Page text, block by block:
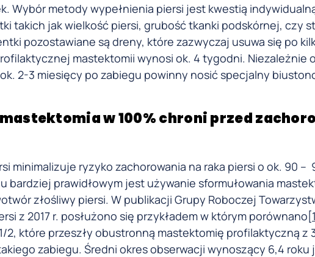
Wybór metody wypełnienia piersi jest kwestią
takich jak wielkość piersi, grubość tkanki podskórnej, czy
pozostawiane są dreny, które zazwyczaj usuwa się po
mastektomii wynosi ok. 4 tygodni. Niezależnie
2-3 miesięcy po zabiegu powinny nosić specjalny
w 100% chroni przed
minimalizuje ryzyko zachorowania na raka piersi o ok. 90 –
bardziej prawidłowym jest używanie sformułowania
złośliwy piersi. W publikacji Grupy Roboczej
z 2017 r. posłużono się przykładem w którym porównano[1
2, które przeszły obustronną mastektomię profilaktyczną z
zabiegu. Średni okres obserwacji wynoszący 6,4